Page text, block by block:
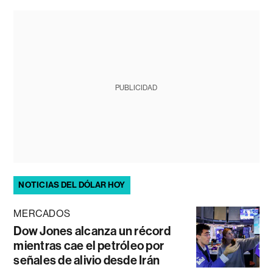
PUBLICIDAD
NOTICIAS DEL DÓLAR HOY
MERCADOS
Dow Jones alcanza un récord
mientras cae el petróleo por
señales de alivio desde Irán